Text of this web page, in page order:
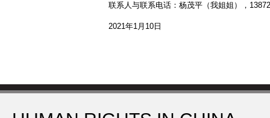
联系人与联系电话：杨茂平（我姐姐），
2021年1月10日